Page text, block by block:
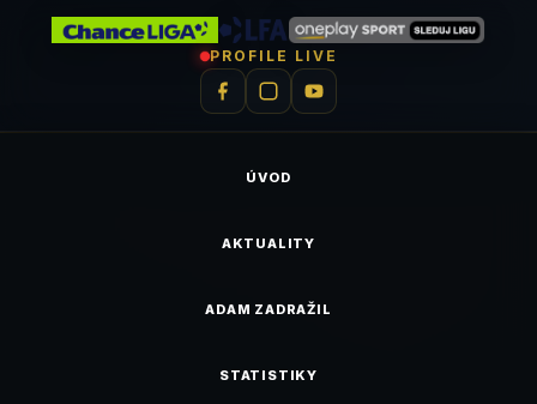
PROFILE LIVE
ÚVOD
AKTUALITY
ADAM ZADRAŽIL
STATISTIKY